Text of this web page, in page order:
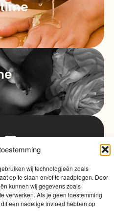
wij technologieën zoals
op te slaan en/of te raadplegen. Door
kunnen wij gegevens zoals
verwerken. Als je geen toestemming
een nadelige invloed hebben op
time